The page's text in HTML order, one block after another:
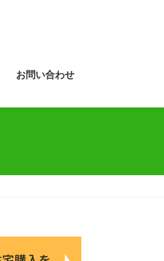
お問い合わせ